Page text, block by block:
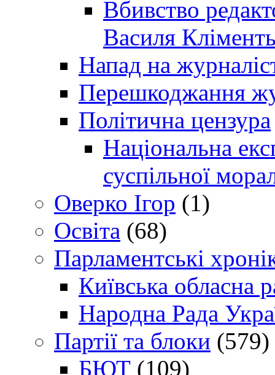
Вбивство
Василя
Напад на
Перешкоджання
Політична цензура
Національна
суспільної
Оверко Ігор (1)
Освіта (68)
Парламентські
Київська обласна
Народна Рада
Партії та блоки (579)
БЮТ (109)